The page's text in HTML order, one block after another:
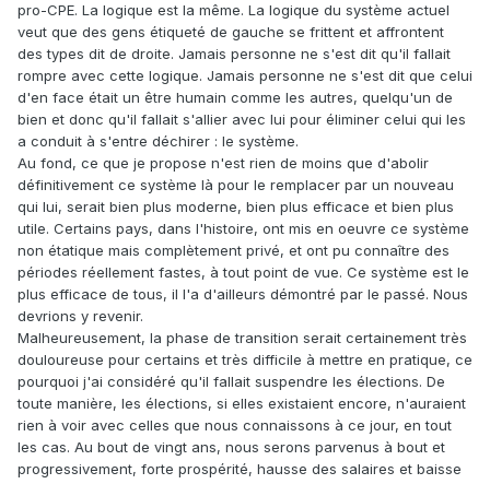
pro-CPE. La logique est la même. La logique du système actuel
veut que des gens étiqueté de gauche se frittent et affrontent
des types dit de droite. Jamais personne ne s'est dit qu'il fallait
rompre avec cette logique. Jamais personne ne s'est dit que celui
d'en face était un être humain comme les autres, quelqu'un de
bien et donc qu'il fallait s'allier avec lui pour éliminer celui qui les
a conduit à s'entre déchirer : le système.
Au fond, ce que je propose n'est rien de moins que d'abolir
définitivement ce système là pour le remplacer par un nouveau
qui lui, serait bien plus moderne, bien plus efficace et bien plus
utile. Certains pays, dans l'histoire, ont mis en oeuvre ce système
non étatique mais complètement privé, et ont pu connaître des
périodes réellement fastes, à tout point de vue. Ce système est le
plus efficace de tous, il l'a d'ailleurs démontré par le passé. Nous
devrions y revenir.
Malheureusement, la phase de transition serait certainement très
douloureuse pour certains et très difficile à mettre en pratique, ce
pourquoi j'ai considéré qu'il fallait suspendre les élections. De
toute manière, les élections, si elles existaient encore, n'auraient
rien à voir avec celles que nous connaissons à ce jour, en tout
les cas. Au bout de vingt ans, nous serons parvenus à bout et
progressivement, forte prospérité, hausse des salaires et baisse